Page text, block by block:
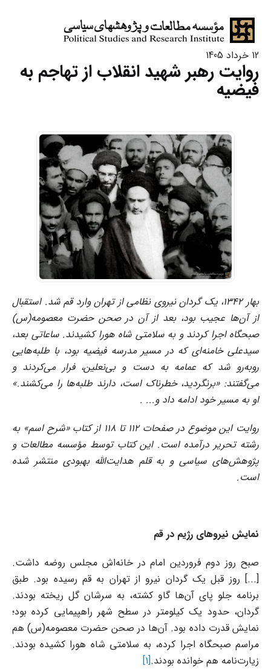
12 خرداد 1405
روایت رهبر شهید انقلاب از تهاجم به
فیضیه
بهار 1342، یک گردان نیروی نظامی از تهران وارد قم شد. استقبال
از آن‌ها عجیب بود، بعد از آن در صحن حضرت معصومه(س)
صبحگاه اجرا کردند و به سلامتی شاه هورا کشیدند. ساعاتی بعد،
سیدعلی خامنه‌ای که در مسیر مدرسه فیضیه بود، با طلبه‌هایی
روبه‌رو شد که عمامه به دست و بی‌نعلین، فرار می‌کردند و
می‌گفتند: «برنگردید، خطرناک است، دارند طلبه‌ها را می‌کشند.»
او به مسیر خود ادامه داد و... .
روایت این موضوع در صفحات ۱۱۲ تا ۱۱۸ از کتاب «شرح اسم» به
رشته تحریر درآمده است. این کتاب توسط مؤسسه مطالعات و
پژوهش‌های سیاسی و به قلم هدایت‌الله بهبودی منتشر شده
است.
نمایش نیروهای رژیم در قم
صبح روز دوم فروردین امام در خانه‌اش مجلس روضه داشت.
[...] روز قبل یک گردان نیرو از تهران به قم رسیده بود. طبق
برنامه جلو پای آن‌ها گاو کشته، به سرشان گل ریخته بودند.
گردان، حدود یک کیلومتر در سطح شهر راهپیمایی کرده بود؛
نمایش قدرت داده بود. آن‌ها در صحن حضرت معصومه(س) هم
مراسم صبحگاه اجرا کرده، به سلامتی شاه هورا کشیده بودند.
زیارت‌نامه هم خوانده بودند.[1]